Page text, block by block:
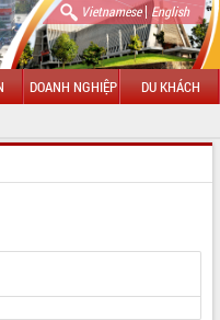
Vietnamese| English
DOANH NGHIỆP DU KHÁCH